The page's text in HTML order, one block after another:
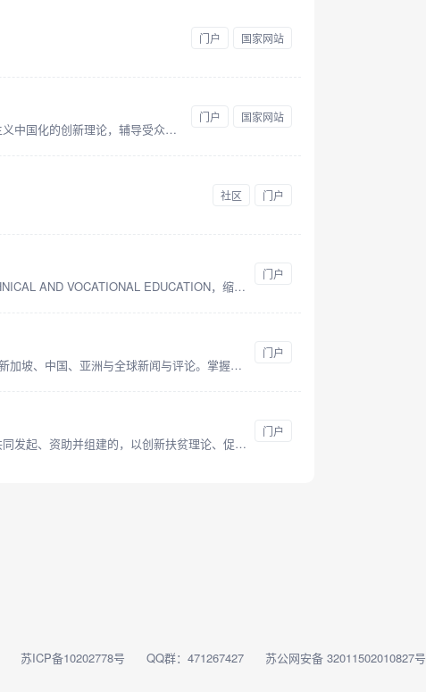
门户 国家网站
宣讲家网是全国独家高端报告视频智库、首家专业理论网站，传播马克思主义中国化的创新理论，辅导受众学习科学理论，学习贯彻党的理论和路线方针政策。以思想性、政治性、理论性、文献性为主要内容，是全国党委中心组和党委讲师团网上学习、交流的平台，是广大网友提高思想理论素养、增强人文知识底蕴，掌握时事政策的网上课堂。
门户 国家网站
社区 门户
中国职业技术教育学会（英文全称为THE CHINESE SOCIETY FOR TECHNICAL AND VOCATIONAL EDUCATION，缩写为CSTVE）成立于1990年12月，是由从事职业技术教育相关工作的企事业单位、社会组织和个人自愿结成的全国性、学术性、非营
门户
中国版首页 -《联合早报》是全球华文用户信任的媒体，每天即时为你提供新加坡、中国、亚洲与全球新闻与评论。掌握全球趋势，尽在联合早报网。
门户
中国国际减贫中心是中华人民共和国政府与联合国开发计划署等国际组织共同发起、资助并组建的，以创新扶贫理论、促进政策转换、增强国际互动、推动南南合作为宗旨的国际机构。
门户
苏ICP备10202778号 QQ群：471267427 苏公网安备 32011502010827号